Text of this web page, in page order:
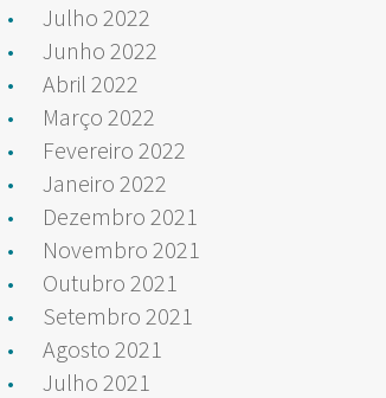
Julho 2022
Junho 2022
Abril 2022
Março 2022
Fevereiro 2022
Janeiro 2022
Dezembro 2021
Novembro 2021
Outubro 2021
Setembro 2021
Agosto 2021
Julho 2021